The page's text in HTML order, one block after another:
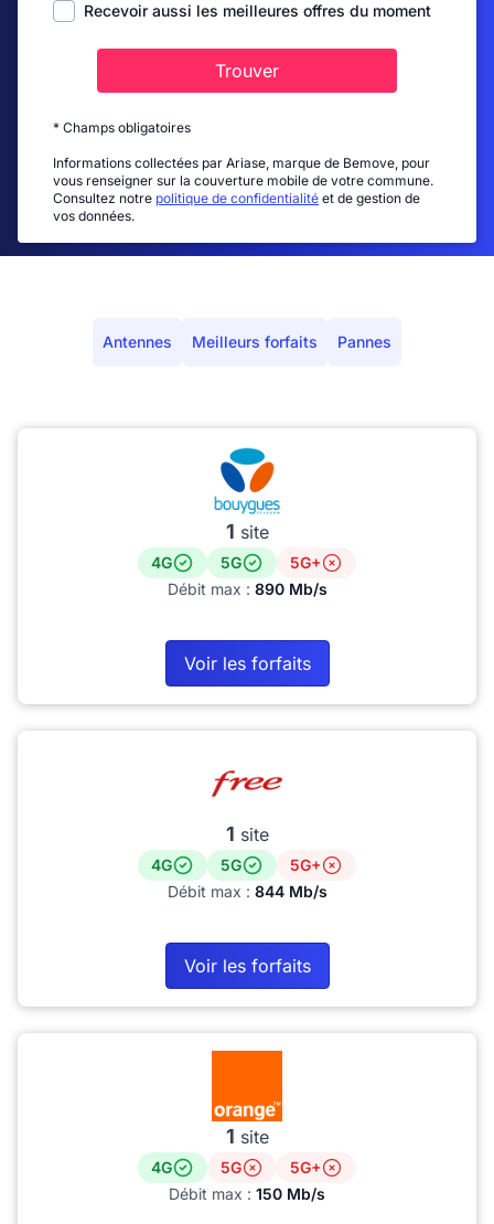
Recevoir aussi les meilleures offres du moment
Trouver
* Champs obligatoires
Informations collectées par Ariase, marque de Bemove, pour
vous renseigner sur la couverture mobile de votre commune.
Consultez notre politique de confidentialité et de gestion de
vos données.
Antennes Meilleurs forfaits Pannes
1 site
4G 5G
5G+
Débit max : 890 Mb/s
Voir les forfaits
1 site
4G 5G
5G+
Débit max : 844 Mb/s
Voir les forfaits
1 site
4G 5G
5G+
Débit max : 150 Mb/s